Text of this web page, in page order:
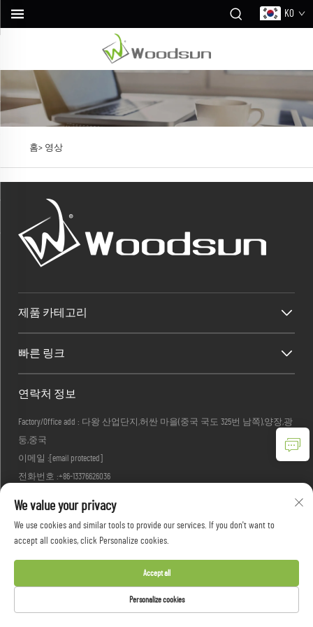
KO
홈> 영상
제품 카테고리
빠른 링크
연락처 정보
Factory/Office add : 다왕 산업단지,허싼 마을(중국 국도 325번 남쪽),양장,광
둥,중국
이메일 : [email protected]
전화번호 :+86-13376626036
We value your privacy
We use cookies and similar tools to provide our services. If you don't want to
accept all cookies, click Personalize cookies.
Personalize cookies
Accept all